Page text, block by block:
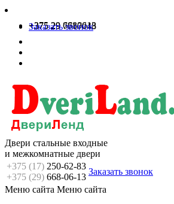
+375 29 6680613
+375 29 7717048
Заказать звонок
Двери стальные входные
и межкомнатные двери
+375 (17) 250-62-83
+375 (29) 668-06-13
Заказать звонок
Меню сайта Меню сайта